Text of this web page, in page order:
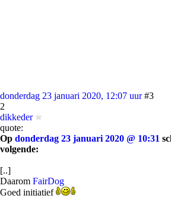
donderdag 23 januari 2020, 12:07 uur #3
2
dikkeder
quote:
Op donderdag 23 januari 2020 @ 10:31
volgende:
[..]
Daarom FairDog
Goed initiatief